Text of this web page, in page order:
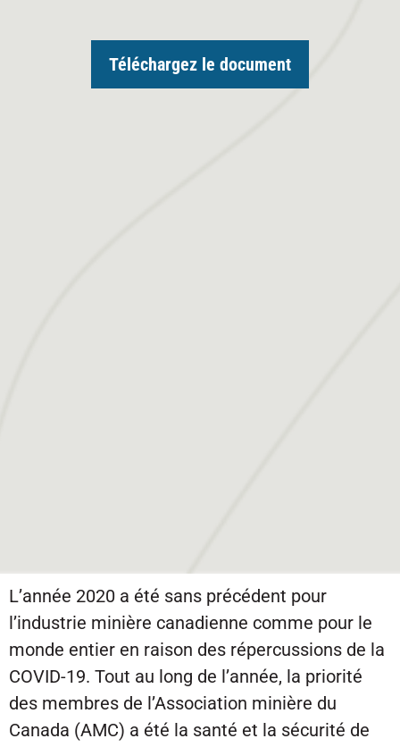
Téléchargez le document
L’année 2020 a été sans précédent pour
l’industrie minière canadienne comme pour le
monde entier en raison des répercussions de la
COVID-19. Tout au long de l’année, la priorité
des membres de l’Association minière du
Canada (AMC) a été la santé et la sécurité de